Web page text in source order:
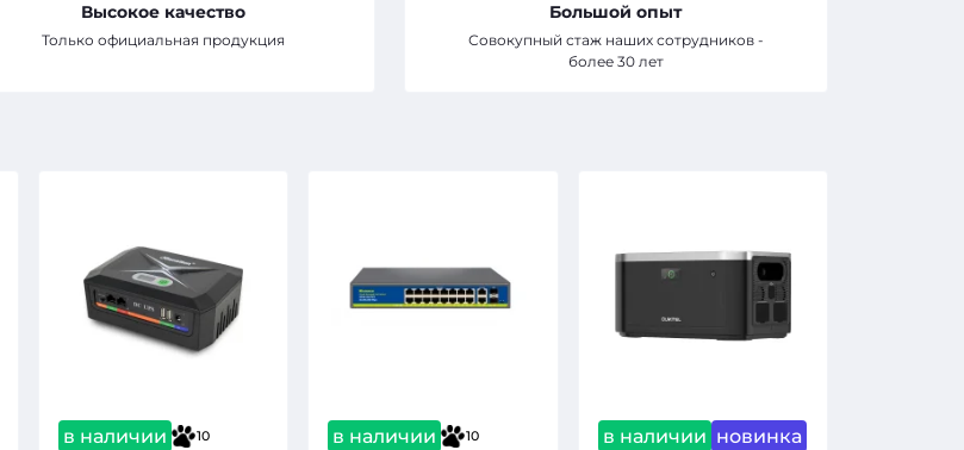
Высокое качество
Только официальная продукция
Большой опыт
Совокупный стаж наших сотрудников -
более 30 лет
в наличии 10 в наличии 10 в наличии новинка